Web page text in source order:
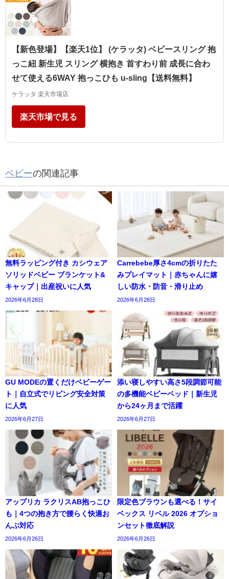
【新色登場】【楽天1位】 (ケラッタ) ベビースリング 抱
っこ紐 新生児 スリング 横抱き 首すわり前 成長に合わ
せて使える6WAY 抱っこひも u-sling【送料無料】
ケラッタ 楽天市場店
楽天市場で見る
ベビーの関連記事
無料ラッピング付き カシウェア
ソリッドベビー ブランケット&
キャップ｜出産祝いに人気
2026年6月28日
Carrebebe厚さ4cmの折りたた
みプレイマット｜赤ちゃんに嬉
しい防水・防音・滑り止め
2026年6月28日
GU MODEの置くだけベビーゲー
ト｜自立式でリビング安全対策
に人気
2026年6月27日
添い寝しやすい高さ5段調節可能
の多機能ベビーベッド｜新生児
から24ヶ月まで活躍
2026年6月27日
アップリカ ラクリスAB抱っこひ
も｜4つの抱き方で腰らく快適お
んぶ対応
2026年6月26日
限定色ブラウンも選べる！サイ
ベックス リベル 2026 オプショ
ンセット徹底解説
2026年6月26日